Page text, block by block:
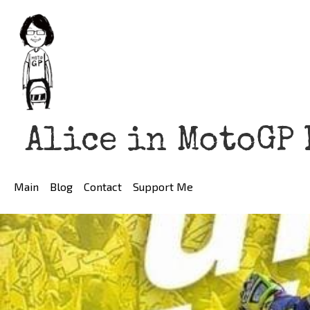
Alice in MotoGP
Main Blog Contact Support Me